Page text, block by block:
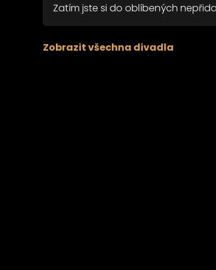
Zatím jste si do oblíbených
Zobrazit všechna divadla